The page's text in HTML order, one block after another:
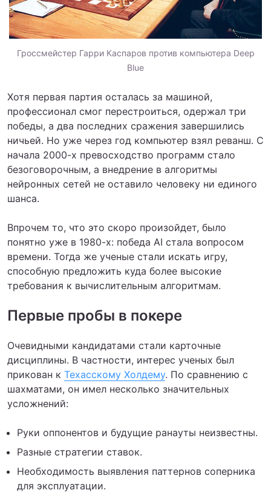
Гроссмейстер Гарри Каспаров против компьютера Deep
Blue
Хотя первая партия осталась за машиной,
профессионал смог перестроиться, одержал три
победы, а два последних сражения завершились
ничьей. Но уже через год компьютер взял реванш. С
начала 2000-х превосходство программ стало
безоговорочным, а внедрение в алгоритмы
нейронных сетей не оставило человеку ни единого
шанса.
Впрочем то, что это скоро произойдет, было
понятно уже в 1980-х: победа AI стала вопросом
времени. Тогда же ученые стали искать игру,
способную предложить куда более высокие
требования к вычислительным алгоритмам.
Первые пробы в покере
Очевидными кандидатами стали карточные
дисциплины. В частности, интерес ученых был
прикован к Техасскому Холдему. По сравнению с
шахматами, он имел несколько значительных
усложнений:
Руки оппонентов и будущие ранауты неизвестны.
Разные стратегии ставок.
Необходимость выявления паттернов соперника
для эксплуатации.